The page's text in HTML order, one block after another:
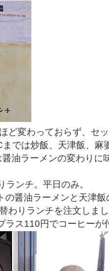
ど変わっておらず、セ
では炒飯、天津飯、麻
油ラーメンの変わりに
ンチ。平日のみ。
の醤油ラーメンと天津
わりランチを注文しま
ラス110円でコーヒーが